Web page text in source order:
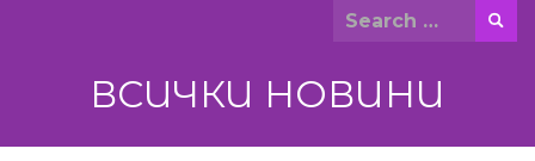
Search
ВСИЧКИ НОВИНИ